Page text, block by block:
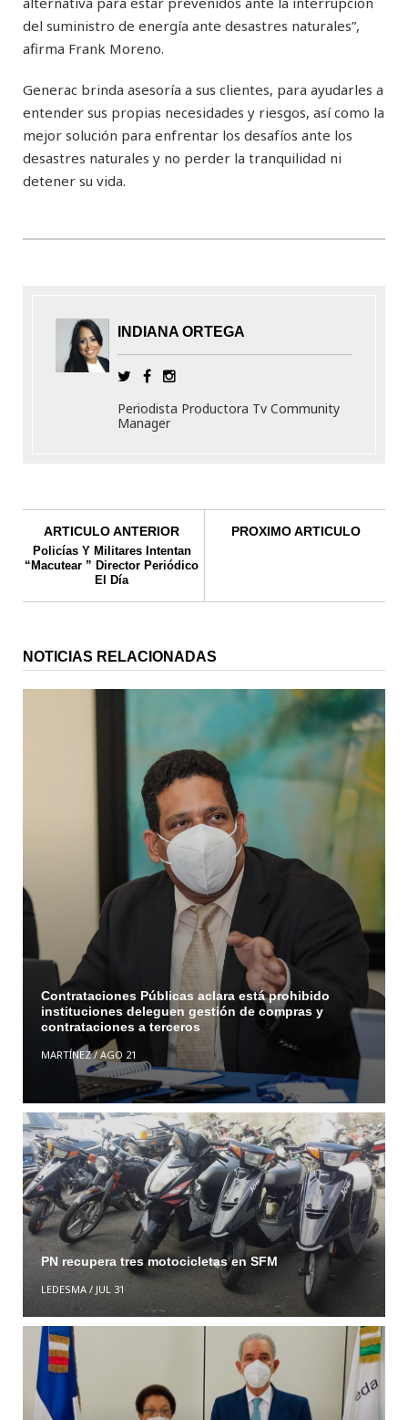
del suministro de energía ante desastres naturales”,
afirma Frank Moreno.
Generac brinda asesoría a sus clientes, para ayudarles a
entender sus propias necesidades y riesgos, así como la
mejor solución para enfrentar los desafíos ante los
desastres naturales y no perder la tranquilidad ni
detener su vida.
INDIANA ORTEGA
Periodista Productora Tv Community
Manager
ARTICULO ANTERIOR
Policías Y Militares Intentan
“Macutear ” Director Periódico
El Día
PROXIMO ARTICULO
NOTICIAS RELACIONADAS
Contrataciones Públicas aclara está prohibido
instituciones deleguen gestión de compras y
contrataciones a terceros
MARTÍNEZ/ AGO 21
PN recupera tres motocicletas en SFM
LEDESMA/ JUL 31